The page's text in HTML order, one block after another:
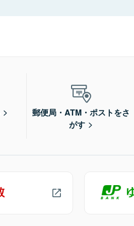
郵便局・ATM・ポストをさ
がす